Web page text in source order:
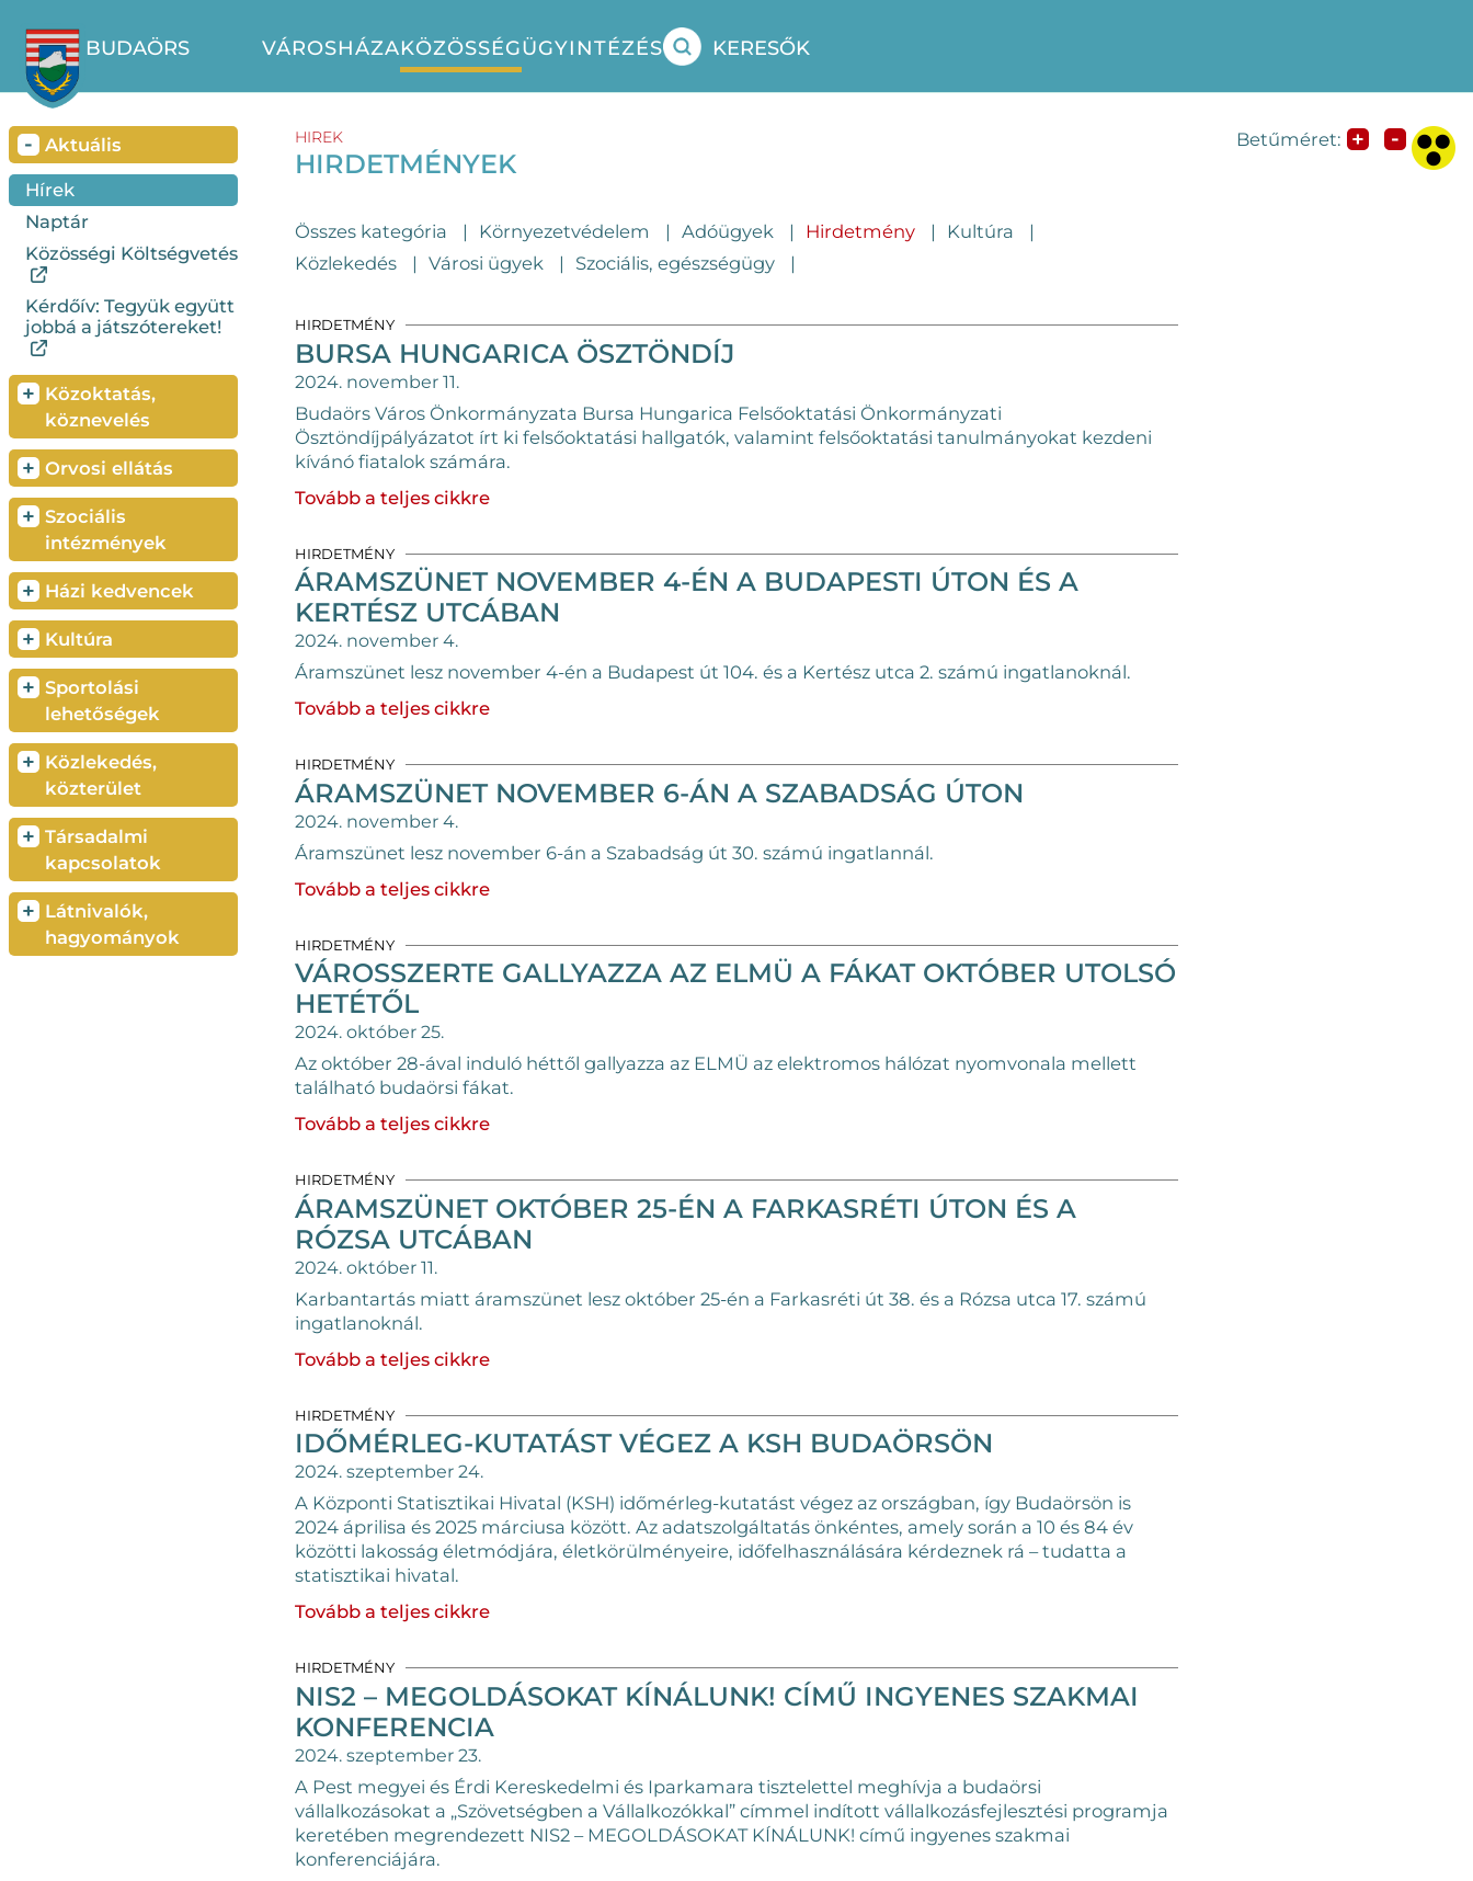
BUDAÖRS VÁROSHÁZAKÖZÖSSÉGÜGYINTÉZÉS KERESŐK
- Aktuális
Hírek
Naptár
Közösségi Költségvetés
Kérdőív: Tegyük együtt
jobbá a játszótereket!
+ Közoktatás,
köznevelés
+ Orvosi ellátás
+ Szociális
intézmények
+ Házi kedvencek
+ Kultúra
+ Sportolási
lehetőségek
+ Közlekedés,
közterület
+ Társadalmi
kapcsolatok
+ Látnivalók,
hagyományok
HIREK
HIRDETMÉNYEK
Összes kategória Környezetvédelem Adóügyek Hirdetmény
Kultúra
Közlekedés
Városi ügyek Szociális, egészségügy
HIRDETMÉNY
BURSA HUNGARICA ÖSZTÖNDÍJ
2024. november 11.
Budaörs Város Önkormányzata Bursa Hungarica Felsőoktatási Önkormányzati
Ösztöndíjpályázatot írt ki felsőoktatási hallgatók, valamint felsőoktatási tanulmányokat kezdeni
kívánó fiatalok számára.
Tovább a teljes cikkre
HIRDETMÉNY
ÁRAMSZÜNET NOVEMBER 4-ÉN A BUDAPESTI ÚTON ÉS A
KERTÉSZ UTCÁBAN
2024. november 4.
Áramszünet lesz november 4-én a Budapest út 104. és a Kertész utca 2. számú ingatlanoknál.
Tovább a teljes cikkre
HIRDETMÉNY
ÁRAMSZÜNET NOVEMBER 6-ÁN A SZABADSÁG ÚTON
2024. november 4.
Áramszünet lesz november 6-án a Szabadság út 30. számú ingatlannál.
Tovább a teljes cikkre
HIRDETMÉNY
VÁROSSZERTE GALLYAZZA AZ ELMÜ A FÁKAT OKTÓBER UTOLSÓ
HETÉTŐL
2024. október 25.
Az október 28-ával induló héttől gallyazza az ELMÜ az elektromos hálózat nyomvonala mellett
található budaörsi fákat.
Tovább a teljes cikkre
HIRDETMÉNY
ÁRAMSZÜNET OKTÓBER 25-ÉN A FARKASRÉTI ÚTON ÉS A
RÓZSA UTCÁBAN
2024. október 11.
Karbantartás miatt áramszünet lesz október 25-én a Farkasréti út 38. és a Rózsa utca 17. számú
ingatlanoknál.
Tovább a teljes cikkre
HIRDETMÉNY
IDŐMÉRLEG-KUTATÁST VÉGEZ A KSH BUDAÖRSÖN
2024. szeptember 24.
A Központi Statisztikai Hivatal (KSH) időmérleg-kutatást végez az országban, így Budaörsön is
2024 áprilisa és 2025 márciusa között. Az adatszolgáltatás önkéntes, amely során a 10 és 84 év
közötti lakosság életmódjára, életkörülményeire, időfelhasználására kérdeznek rá – tudatta a
statisztikai hivatal.
Tovább a teljes cikkre
HIRDETMÉNY
NIS2 – MEGOLDÁSOKAT KÍNÁLUNK! CÍMŰ INGYENES SZAKMAI
KONFERENCIA
2024. szeptember 23.
A Pest megyei és Érdi Kereskedelmi és Iparkamara tisztelettel meghívja a budaörsi
vállalkozásokat a „Szövetségben a Vállalkozókkal” címmel indított vállalkozásfejlesztési programja
keretében megrendezett NIS2 – MEGOLDÁSOKAT KÍNÁLUNK! című ingyenes szakmai
konferenciájára.
Betűméret: + -